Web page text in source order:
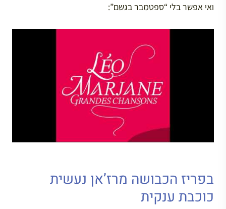
ואי אפשר בלי “ספטמבר בגשם”:
בפריז הכבושה מרז’אן נעשית
כוכבת ענקית